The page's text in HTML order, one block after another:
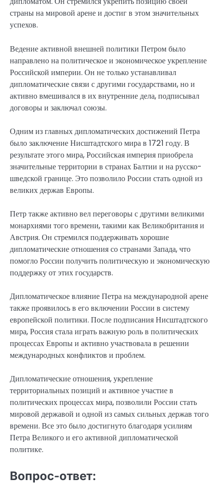
страны на мировой арене и достиг в этом значительных
успехов.
Ведение активной внешней политики Петром было
направлено на политическое и экономическое укрепление
Российской империи. Он не только устанавливал
дипломатические связи с другими государствами, но и
активно вмешивался в их внутренние дела, подписывал
договоры и заключал союзы.
Одним из главных дипломатических достижений Петра
было заключение Нисштадтского мира в 1721 году. В
результате этого мира, Российская империя приобрела
значительные территории в странах Балтии и на русско-
шведской границе. Это позволило России стать одной из
великих держав Европы.
Петр также активно вел переговоры с другими великими
монархиями того времени, такими как Великобритания и
Австрия. Он стремился поддерживать хорошие
дипломатические отношения со странами Запада, что
помогло России получить политическую и экономическую
поддержку от этих государств.
Дипломатическое влияние Петра на международной арене
также проявилось в его включении России в систему
европейской политики. После подписания Нисштадтского
мира, Россия стала играть важную роль в политических
процессах Европы и активно участвовала в решении
международных конфликтов и проблем.
Дипломатические отношения, укрепление
территориальных позиций и активное участие в
политических процессах мира, позволили России стать
мировой державой и одной из самых сильных держав того
времени. Все это было достигнуто благодаря усилиям
Петра Великого и его активной дипломатической
политике.
Вопрос-ответ: